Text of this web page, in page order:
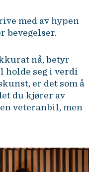
med av hypen
bevegelser.
nå, betyr
holde seg i verdi
er det som å
du kjører av
veteranbil, men